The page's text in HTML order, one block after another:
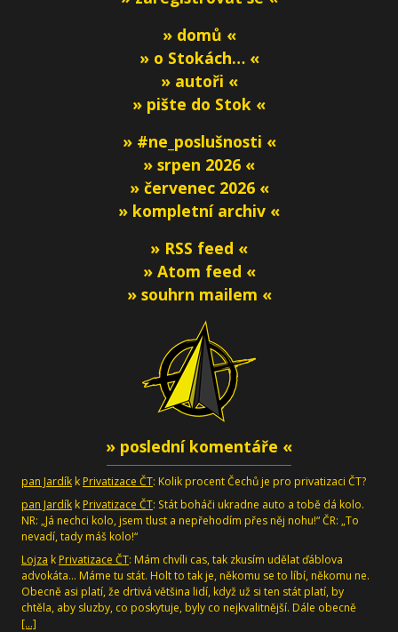
» domů «
» o Stokách… «
» autoři «
» pište do Stok «
» #ne_poslušnosti «
» srpen 2026 «
» červenec 2026 «
» kompletní archiv «
» RSS feed «
» Atom feed «
» souhrn mailem «
» poslední komentáře «
pan Jardík k Privatizace ČT: Kolik procent Čechů je pro privatizaci ČT?
pan Jardík k Privatizace ČT: Stát boháči ukradne auto a tobě dá kolo.
NR: „Já nechci kolo, jsem tlust a nepřehodím přes něj nohu!“ ČR: „To
nevadí, tady máš kolo!“
Lojza k Privatizace ČT: Mám chvíli cas, tak zkusím udělat ďáblova
advokáta... Máme tu stát. Holt to tak je, někomu se to líbí, někomu ne.
Obecně asi platí, že drtivá většina lidí, když už si ten stát platí, by
chtěla, aby sluzby, co poskytuje, byly co nejkvalitnější. Dále obecně
[…]